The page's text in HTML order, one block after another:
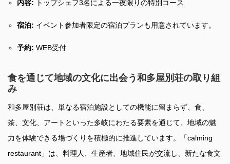
内容: トップシェフ3名による一夜限りの特別コース
宿泊: イベント参加者限定の宿泊プランも用意されています。
予約: WEB受付
食を通じて地域の文化に出会う和多屋別荘の取り組
み
和多屋別荘は、単なる宿泊施設としての機能に留まらず、食、
茶、文化、アートといった多岐にわたる要素を通じて、地域の魅
力を体験できる場づくりを積極的に推進しています。「calming
restaurant」は、料理人、生産者、地域住民が交流し、新たな食文